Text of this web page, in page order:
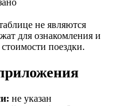
не являются
для ознакомления и
поездки.
не указан